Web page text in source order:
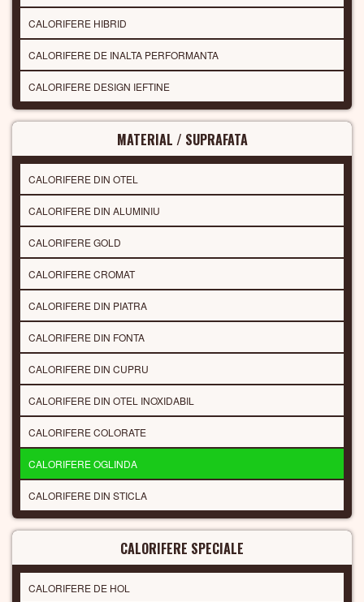
CALORIFERE HIBRID
CALORIFERE DE INALTA PERFORMANTA
CALORIFERE DESIGN IEFTINE
MATERIAL / SUPRAFATA
CALORIFERE DIN OTEL
CALORIFERE DIN ALUMINIU
CALORIFERE GOLD
CALORIFERE CROMAT
CALORIFERE DIN PIATRA
CALORIFERE DIN FONTA
CALORIFERE DIN CUPRU
CALORIFERE DIN OTEL INOXIDABIL
CALORIFERE COLORATE
CALORIFERE OGLINDA
CALORIFERE DIN STICLA
CALORIFERE SPECIALE
CALORIFERE DE HOL